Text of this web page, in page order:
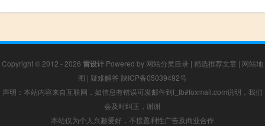
Copyright © 2012 - 2026 雷设计 Powered by 网站分类目录 | 精选推荐文章 | 网站地
图 | 疑难解答 陕ICP备05039492号
声明：本站内容来自互联网，如信息有错误可发邮件到f_fb#foxmail.com说明，我们
会及时纠正，谢谢
本站仅为个人兴趣爱好，不接盈利性广告及商业合作